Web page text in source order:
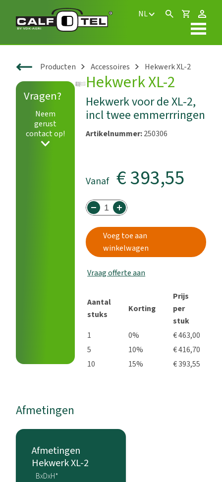
NL
Producten Accessoires Hekwerk XL-2
Vragen?
Neem
gerust
contact op!
Hekwerk XL-2
Hekwerk voor de XL-2,
incl twee emmerrringen
Artikelnummer:250306
Vanaf € 393,55
Voeg toe aan
winkelwagen
Vraag offerte aan
Aantal
stuks
Korting
Prijs
per
stuk
1
0%
€ 463,00
5
10%
€ 416,70
10
15% € 393,55
Afmetingen
Afmetingen
Hekwerk XL-2
BxDxH*